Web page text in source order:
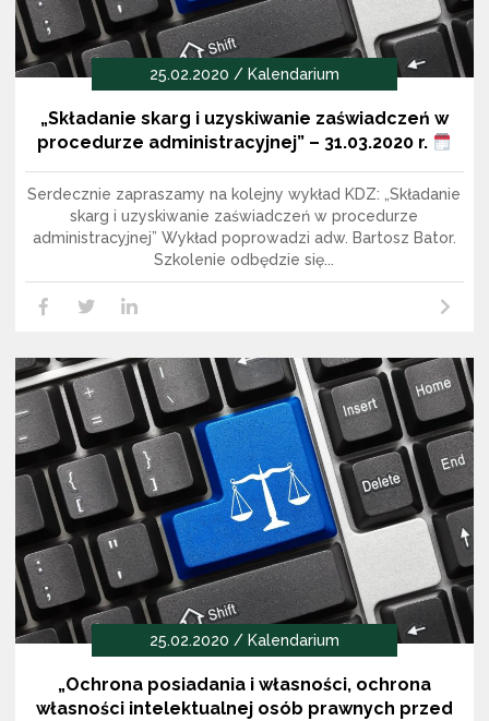
25.02.2020 / Kalendarium
„Składanie skarg i uzyskiwanie zaświadczeń w
procedurze administracyjnej” – 31.03.2020 r.
Serdecznie zapraszamy na kolejny wykład KDZ: „Składanie
skarg i uzyskiwanie zaświadczeń w procedurze
administracyjnej” Wykład poprowadzi adw. Bartosz Bator.
Szkolenie odbędzie się...
25.02.2020 / Kalendarium
„Ochrona posiadania i własności, ochrona
własności intelektualnej osób prawnych przed